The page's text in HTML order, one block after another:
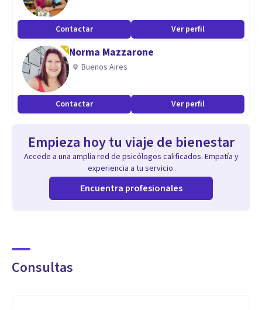
Contactar Ver perfil
Norma Mazzarone
Buenos Aires
Contactar Ver perfil
Empieza hoy tu viaje de bienestar
Accede a una amplia red de psicólogos calificados. Empatía y
experiencia a tu servicio.
Encuentra profesionales
Consultas